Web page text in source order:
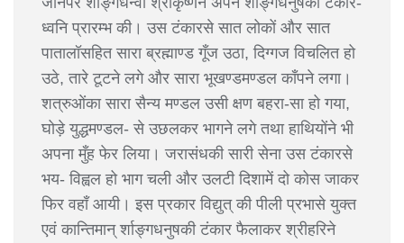
ध्वनि प्रारम्भ की। उस टंकारसे सात लोकों और सात
पातालॉसहित सारा ब्रह्माण्ड गूँज उठा, दिग्गज विचलित हो
उठे, तारे टूटने लगे और सारा भूखण्डमण्डल काँपने लगा।
शत्रुओंका सारा सैन्य मण्डल उसी क्षण बहरा-सा हो गया,
घोड़े युद्धमण्डल- से उछलकर भागने लगे तथा हाथियोंने भी
अपना मुँह फेर लिया। जरासंधकी सारी सेना उस टंकारसे
भय- विह्वल हो भाग चली और उलटी दिशामें दो कोस जाकर
फिर वहाँ आयी। इस प्रकार विद्युत् की पीली प्रभासे युक्त
एवं कान्तिमान् र्शाङ्गधनुषकी टंकार फैलाकर श्रीहरिने